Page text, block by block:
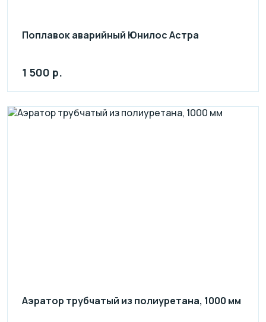
Поплавок аварийный Юнилос Астра
1 500 р.
Аэратор трубчатый из полиуретана, 1000 мм